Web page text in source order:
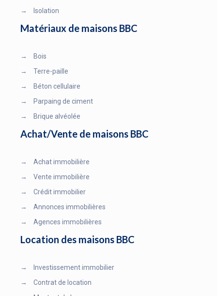
→
Isolation
Matériaux de maisons BBC
→
Bois
→
Terre-paille
→
Béton cellulaire
→
Parpaing de ciment
→
Brique alvéolée
Achat/Vente de maisons BBC
→
Achat immobilière
→
Vente immobilière
→
Crédit immobilier
→
Annonces immobilières
→
Agences immobilières
Location des maisons BBC
→
Investissement immobilier
→
Contrat de location